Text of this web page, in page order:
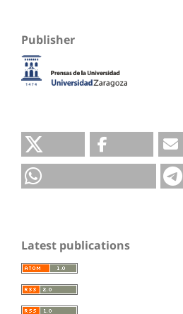
Publisher
Latest publications